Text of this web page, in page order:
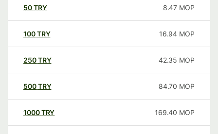
50TRY 8.47 MOP
100TRY 16.94 MOP
250TRY 42.35 MOP
500TRY 84.70 MOP
1000TRY 169.40 MOP